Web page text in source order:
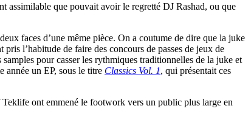
assimilable que pouvait avoir le regretté DJ Rashad, ou que
faces d’une même pièce. On a coutume de dire que la juke
l’habitude de faire des concours de passes de jeux de
pour casser les rythmiques traditionnelles de la juke et
année un EP, sous le titre Classics Vol. 1, qui présentait ces
ont emmené le footwork vers un public plus large en